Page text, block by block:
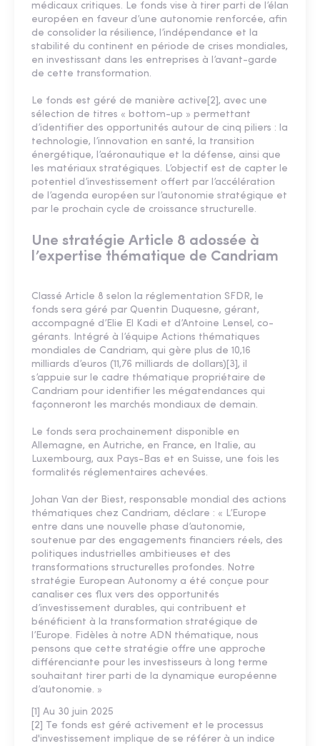
médicaux critiques. Le fonds vise à tirer parti de l’élan
européen en faveur d’une autonomie renforcée, afin
de consolider la résilience, l’indépendance et la
stabilité du continent en période de crises mondiales,
en investissant dans les entreprises à l’avant-garde
de cette transformation.
Le fonds est géré de manière active[2], avec une
sélection de titres « bottom-up » permettant
d’identifier des opportunités autour de cinq piliers : la
technologie, l’innovation en santé, la transition
énergétique, l’aéronautique et la défense, ainsi que
les matériaux stratégiques. L’objectif est de capter le
potentiel d’investissement offert par l’accélération
de l’agenda européen sur l’autonomie stratégique et
par le prochain cycle de croissance structurelle.
Une stratégie Article 8 adossée à
l’expertise thématique de Candriam
Classé Article 8 selon la réglementation SFDR, le
fonds sera géré par Quentin Duquesne, gérant,
accompagné d’Elie El Kadi et d’Antoine Lensel, co-
gérants. Intégré à l’équipe Actions thématiques
mondiales de Candriam, qui gère plus de 10,16
milliards d’euros (11,76 milliards de dollars)[3], il
s’appuie sur le cadre thématique propriétaire de
Candriam pour identifier les mégatendances qui
façonneront les marchés mondiaux de demain.
Le fonds sera prochainement disponible en
Allemagne, en Autriche, en France, en Italie, au
Luxembourg, aux Pays-Bas et en Suisse, une fois les
formalités réglementaires achevées.
Johan Van der Biest, responsable mondial des actions
thématiques chez Candriam, déclare : « L’Europe
entre dans une nouvelle phase d’autonomie,
soutenue par des engagements financiers réels, des
politiques industrielles ambitieuses et des
transformations structurelles profondes. Notre
stratégie European Autonomy a été conçue pour
canaliser ces flux vers des opportunités
d’investissement durables, qui contribuent et
bénéficient à la transformation stratégique de
l’Europe. Fidèles à notre ADN thématique, nous
pensons que cette stratégie offre une approche
différenciante pour les investisseurs à long terme
souhaitant tirer parti de la dynamique européenne
d’autonomie. »
[1] Au 30 juin 2025
[2] Te fonds est géré activement et le processus
d'investissement implique de se référer à un indice